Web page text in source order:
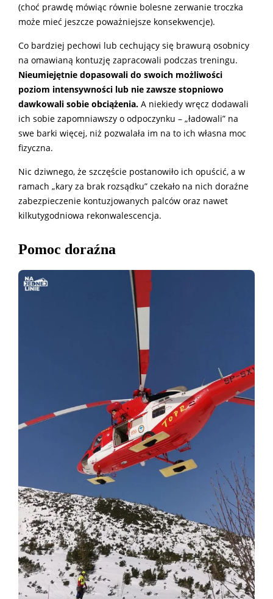
(choć prawdę mówiąc równie bolesne zerwanie troczka
może mieć jeszcze poważniejsze konsekwencje).
Co bardziej pechowi lub cechujący się brawurą osobnicy
na omawianą kontuzję zapracowali podczas treningu.
Nieumiejętnie dopasowali do swoich możliwości
poziom intensywności lub nie zawsze stopniowo
dawkowali sobie obciążenia. A niekiedy wręcz dodawali
ich sobie zapomniawszy o odpoczynku – „ładowali” na
swe barki więcej, niż pozwalała im na to ich własna moc
fizyczna.
Nic dziwnego, że szczęście postanowiło ich opuścić, a w
ramach „kary za brak rozsądku” czekało na nich doraźne
zabezpieczenie kontuzjowanych palców oraz nawet
kilkutygodniowa rekonwalescencja.
Pomoc doraźna